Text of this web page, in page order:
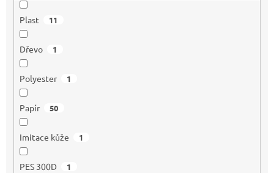
Plast 11
Dřevo 1
Polyester 1
Papír 50
Imitace kůže 1
PES 300D 1